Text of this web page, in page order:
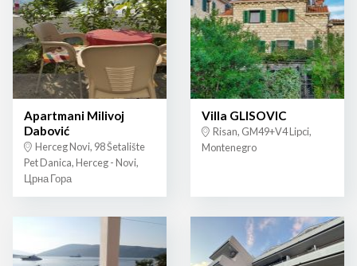
Apartmani Milivoj
Dabović
Herceg Novi, 98 Šetalište
Pet Danica, Herceg - Novi,
Црна Гора
Villa GLISOVIC
Risan, GM49+V4 Lipci,
Montenegro